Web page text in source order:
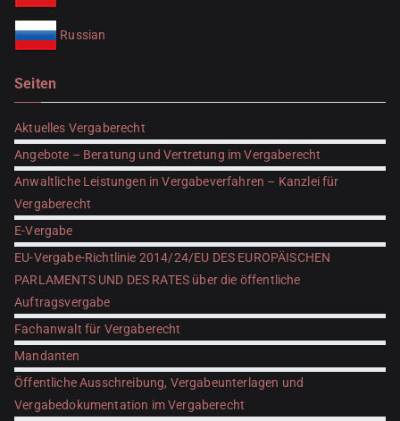
Russian
Seiten
Aktuelles Vergaberecht
Angebote – Beratung und Vertretung im Vergaberecht
Anwaltliche Leistungen in Vergabeverfahren – Kanzlei für
Vergaberecht
E-Vergabe
EU-Vergabe-Richtlinie 2014/24/EU DES EUROPÄISCHEN
PARLAMENTS UND DES RATES über die öffentliche
Auftragsvergabe
Fachanwalt für Vergaberecht
Mandanten
Öffentliche Ausschreibung, Vergabeunterlagen und
Vergabedokumentation im Vergaberecht